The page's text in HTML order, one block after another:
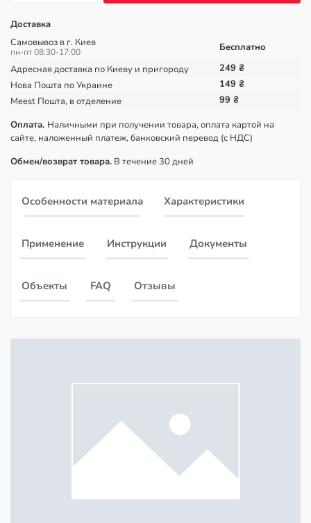
Flex
1C
–
эластичная
однокомпонентная
полиуретановая
пена
Доставка
Самовывоз в г. Киев
пн-пт 08:30-17:00
Бесплатно
Адресная доставка по Киеву и пригороду
249 ₴
Нова Пошта по Украине
149 ₴
Meest Пошта, в отделение
99 ₴
Оплата. Наличными при получении товара, оплата картой на
сайте, наложенный платеж, банковский перевод (с НДС)
Обмен/возврат товара. В течение 30 дней
Особенности материала Характеристики
Применение Инструкции Документы
Объекты FAQ Отзывы